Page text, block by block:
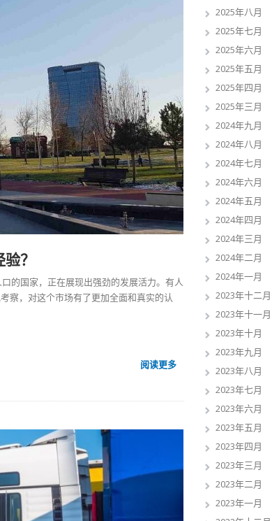
？
的国家，正在展现出强劲的发展活力。有人
察，对这个市场有了更加全面和真实的认
阅读更多
2025年八月
2025年七月
2025年六月
2025年五月
2025年四月
2025年三月
2024年九月
2024年八月
2024年七月
2024年六月
2024年五月
2024年四月
2024年三月
2024年二月
2024年一月
2023年十二月
2023年十一月
2023年十月
2023年九月
2023年八月
2023年七月
2023年六月
2023年五月
2023年四月
2023年三月
2023年二月
2023年一月